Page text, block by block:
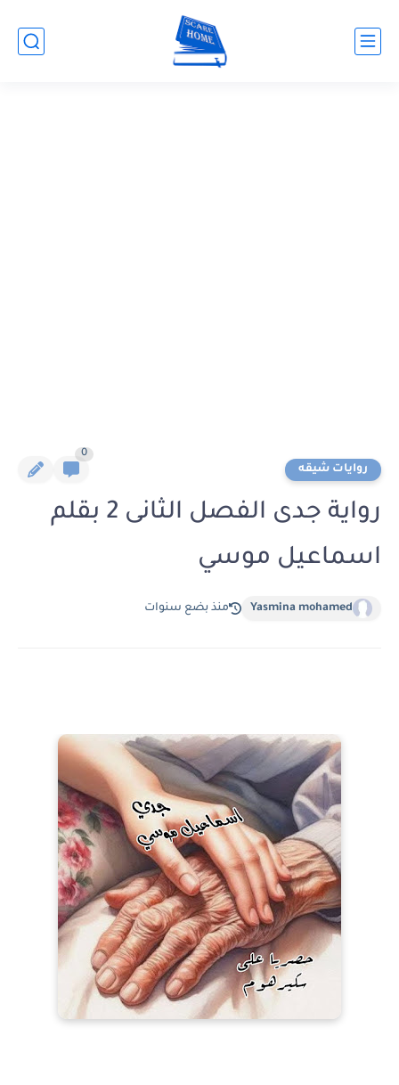
روايات شيقه
0
رواية جدى الفصل الثانى 2 بقلم
اسماعيل موسي
Yasmina mohamed منذ بضع سنوات